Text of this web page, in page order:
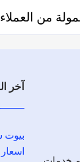
من العملاء
آخر
بيوت